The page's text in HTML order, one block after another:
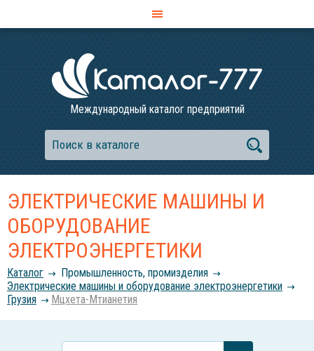
Международный каталог предприятий
ЭЛЕКТРИЧЕСКИЕ МАШИНЫ И
ОБОРУДОВАНИЕ
ЭЛЕКТРОЭНЕРГЕТИКИ
Каталог
Промышленность, промизделия
Электрические машины и оборудование электроэнергетики
Грузия
Мцхета-Мтианетия